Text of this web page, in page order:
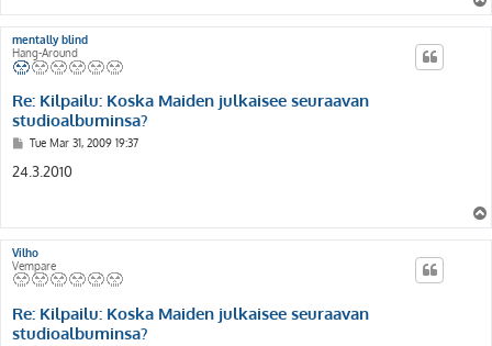
mentally blind
Hang-Around
Re: Kilpailu: Koska Maiden julkaisee seuraavan
studioalbuminsa?
P
s
t
Tue Mar 31, 2009 19:37
24.3.2010
Vilho
Vempare
Re: Kilpailu: Koska Maiden julkaisee seuraavan
studioalbuminsa?